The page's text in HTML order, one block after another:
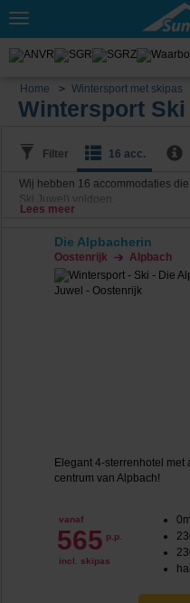
Toggle
Home Wintersport met skipas
Wintersport
Filter 16 acc.
Wij hebben 16 accommodaties
Ski Juwel) voldoen.
Lees meer
Die Alpbacherin
Oostenrijk Alpbach
Elegant 4-sterrenhotel
centrum van Alpbach!
vanaf
565 p.p.
incl. skipas